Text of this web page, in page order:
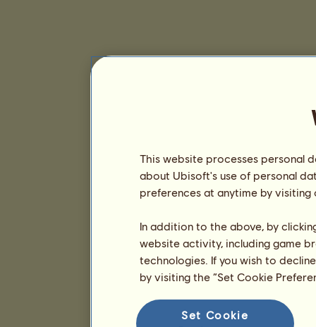
This website processes personal
about Ubisoft's use of personal
preferences at anytime by
In addition to the above, by
website activity, including game
technologies. If you wish to
by visiting the “Set Cookie
Set Cookie